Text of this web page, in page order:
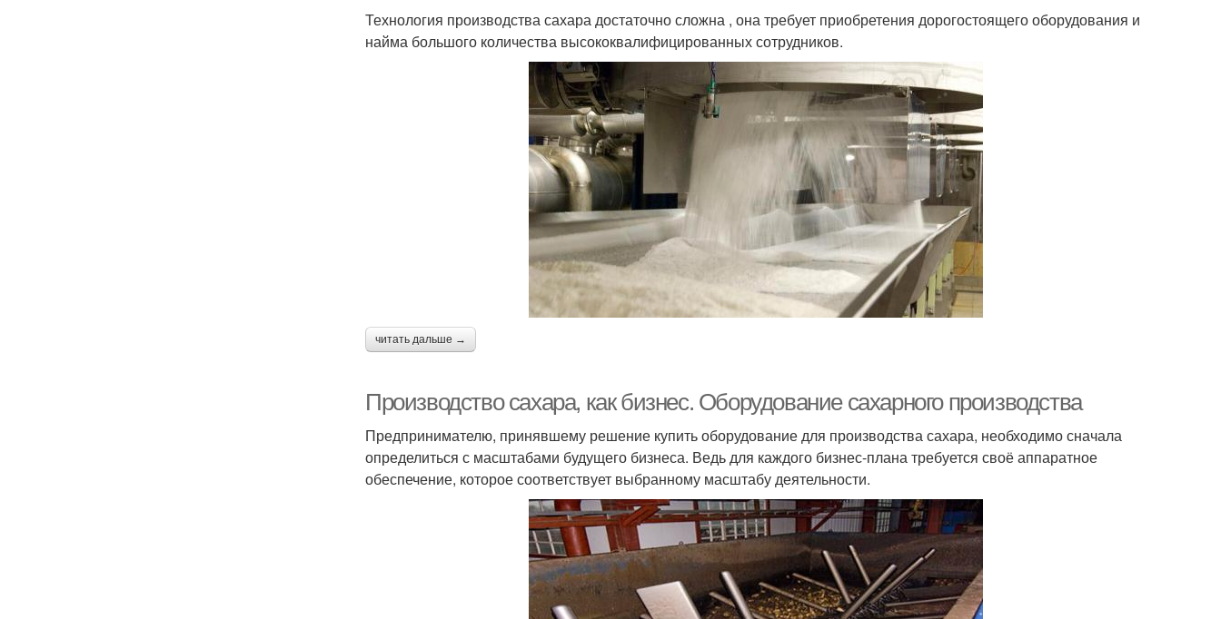
Технология производства сахара достаточно сложна , она требует приобретения дорогостоящего оборудования и
найма большого количества высококвалифицированных сотрудников.
читать дальше →
Производство сахара, как бизнес. Оборудование сахарного производства
Предпринимателю, принявшему решение купить оборудование для производства сахара, необходимо сначала
определиться с масштабами будущего бизнеса. Ведь для каждого бизнес-плана требуется своё аппаратное
обеспечение, которое соответствует выбранному масштабу деятельности.